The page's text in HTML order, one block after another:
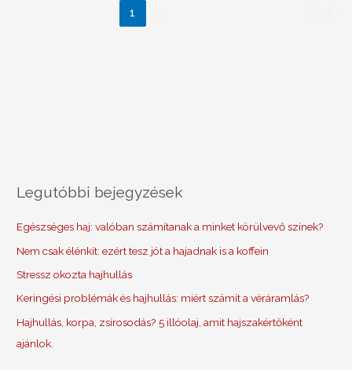
1
Legutóbbi bejegyzések
Egészséges haj: valóban számítanak a minket körülvevő színek?
Nem csak élénkít: ezért tesz jót a hajadnak is a koffein
Stressz okozta hajhullás
Keringési problémák és hajhullás: miért számít a véráramlás?
Hajhullás, korpa, zsírosodás? 5 illóolaj, amit hajszakértőként
ajánlok.